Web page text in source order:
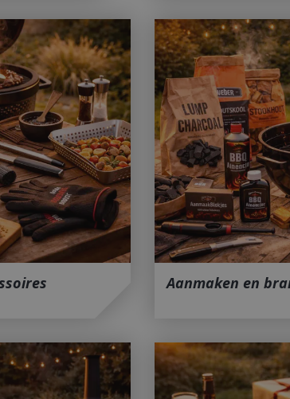
Aanmaken en